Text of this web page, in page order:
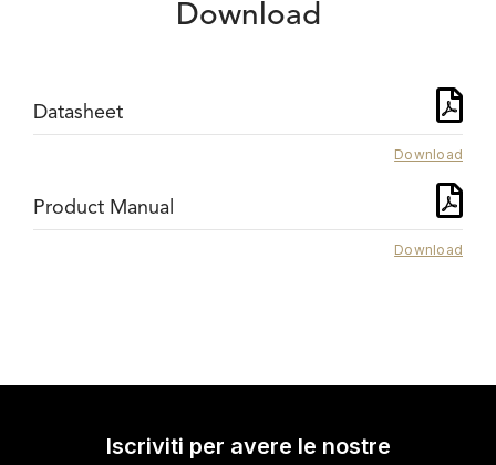
Download
Datasheet
Download
Product Manual
Download
Iscriviti per avere le nostre